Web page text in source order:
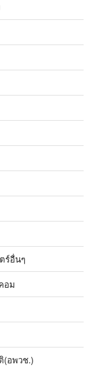
ร์อื่นๆ
อม
(อพวช.)